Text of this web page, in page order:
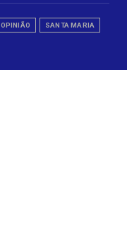
OPINIÃO SANTA MARIA